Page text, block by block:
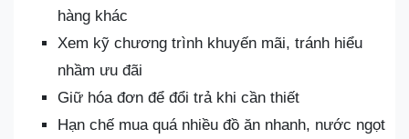
hàng khác
Xem kỹ chương trình khuyến mãi, tránh hiểu
nhầm ưu đãi
Giữ hóa đơn để đổi trả khi cần thiết
Hạn chế mua quá nhiều đồ ăn nhanh, nước ngọt